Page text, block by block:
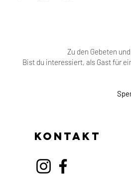
Zu den Gebeten
Bist du interessiert, als Gast für
Kontakt